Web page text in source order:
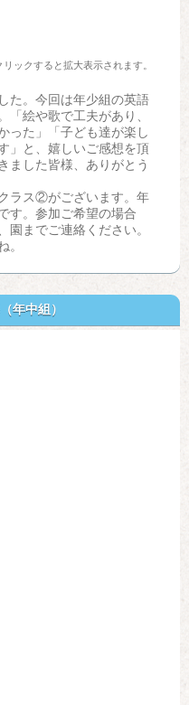
ックすると拡大表示されます。
た。今回は年少組の英語
「絵や歌で工夫があり、
った」「子ども達が楽し
」と、嬉しいご感想を頂
ました皆様、ありがとう
ラス②がございます。年
す。参加ご希望の場合
園までご連絡ください。
。
年中組）